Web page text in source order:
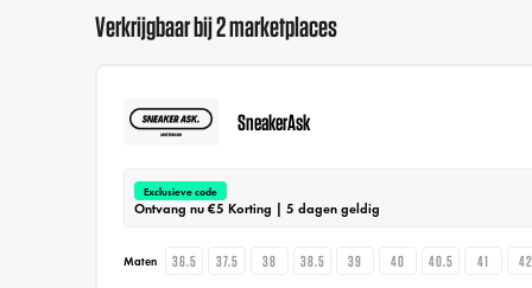
Verkrijgbaar bij 2 marketplaces
SneakerAsk
Exclusieve code
Ontvang nu €5 Korting | 5 dagen geldig
Maten 36.5 37.5 38 38.5 39 40 40.5 41 42